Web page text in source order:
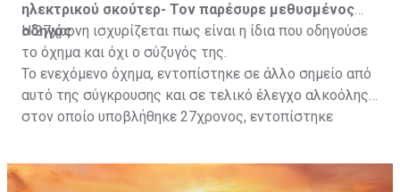
ηλεκτρικού σκούτερ- Τον παρέσυρε μεθυσμένος
οδηγός
Η 27χρονη ισχυρίζεται πως είναι η ίδια που οδηγούσε
το όχημα και όχι ο σύζυγός της.
Το ενεχόμενο όχημα, εντοπίστηκε σε άλλο σημείο από
αυτό της σύγκρουσης και σε τελικό έλεγχο αλκοόλης
στον οποίο υποβλήθηκε 27χρονος, εντοπίστηκε
είναι το ανώτατο από τον Νόμο όριο και συνελήφθη
για αυτόφωρο αδίκημα.